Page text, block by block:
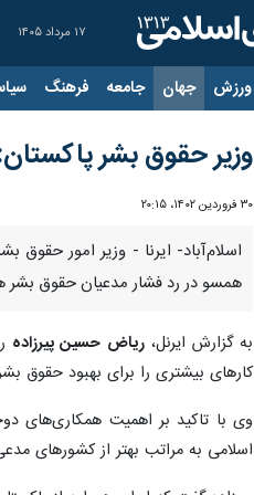
۱۷ مرداد ۱۴۰۵
ورزش جهان جامعه فرهنگ
وزیر حقوق بشر
۳۰ فروردین ۱۴۰۲، ۲۰:۱۵